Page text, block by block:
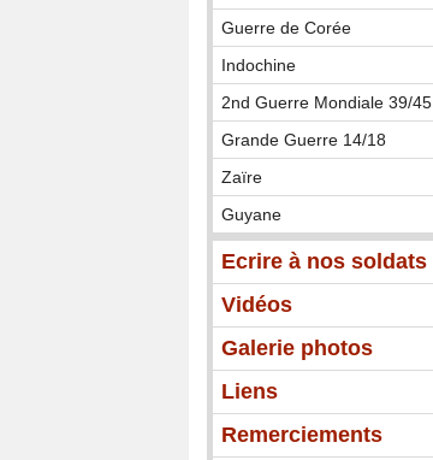
Guerre de Corée
Indochine
2nd Guerre Mondiale 39/45
Grande Guerre 14/18
Zaïre
Guyane
Ecrire à nos soldats
Vidéos
Galerie photos
Liens
Remerciements